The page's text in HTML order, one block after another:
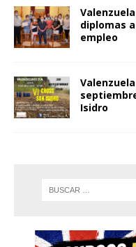
diplomas
empleo
Isidro